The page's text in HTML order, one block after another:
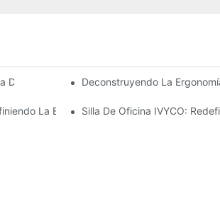
De Oficina Cómoda Con Ajustes Centrados
Deconstruyendo La
La Economía Del Transporte De Sillas
Silla De Oficina IVYCO: